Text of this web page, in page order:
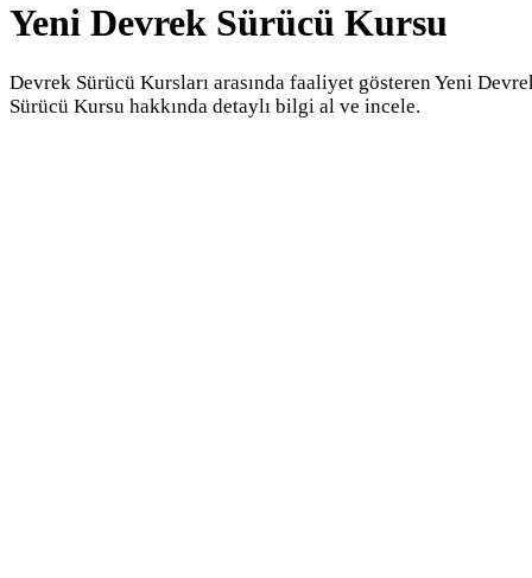
Yeni Devrek Sürücü Kursu
Devrek Sürücü Kursları arasında faaliyet gösteren Yeni
Sürücü Kursu hakkında detaylı bilgi al ve incele.